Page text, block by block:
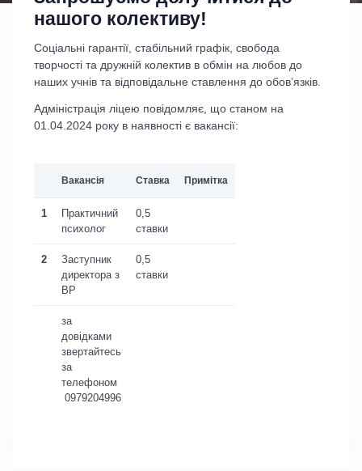
нашого колективу!
Соціальні гарантії, стабільний графік, свобода
творчості та дружній колектив в обмін на любов до
наших учнів та відповідальне ставлення до обов’язків.
Адміністрація ліцею повідомляє, що станом на
01.04.2024 року в наявності є вакансії:
Вакансія Ставка Примітка
1
Практичний
психолог
0,5
ставки
2
Заступник
директора з
ВР
0,5
ставки
за
довідками
звертайтесь
за
телефоном
0979204996